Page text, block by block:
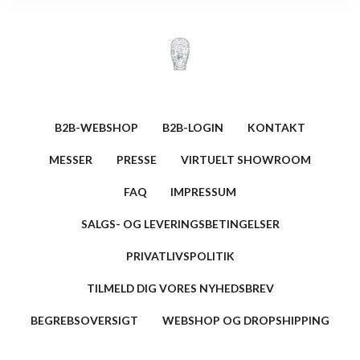
B2B-WEBSHOP B2B-LOGIN KONTAKT
MESSER PRESSE VIRTUELT SHOWROOM
FAQ IMPRESSUM
SALGS- OG LEVERINGSBETINGELSER
PRIVATLIVSPOLITIK
TILMELD DIG VORES NYHEDSBREV
BEGREBSOVERSIGT WEBSHOP OG DROPSHIPPING